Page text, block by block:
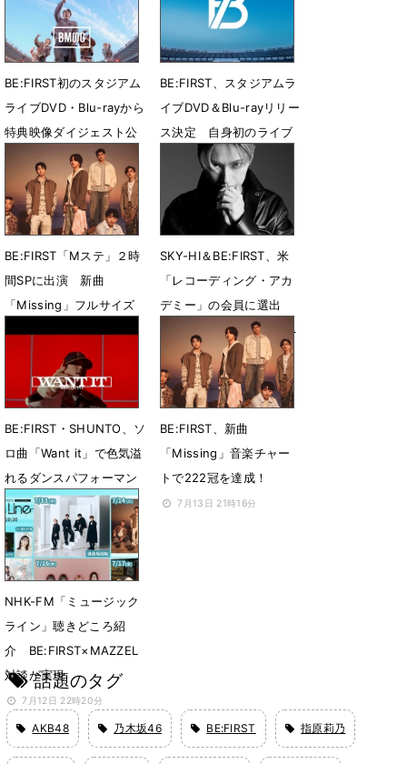
7月31日 23時27分 7月28日 08時00分
BE:FIRST初のスタジアム
ライブDVD・Blu-rayから
特典映像ダイジェスト公
7月26日 12時42分
BE:FIRST、スタジアムラ
イブDVD＆Blu-rayリリー
ス決定 自身初のライブ
音源CDも収録
7月21日 13時56分
BE:FIRST「Mステ」２時
間SPに出演 新曲
「Missing」フルサイズ
7月18日 11時08分
SKY-HI＆BE:FIRST、米
「レコーディング・アカ
デミー」の会員に選出
「第69回グラミー賞」へ
の投票および出席資格を
獲得
7月16日 10時04分
BE:FIRST・SHUNTO、ソ
ロ曲「Want it」で色気溢
れるダンスパフォーマン
スを披露
7月14日 21時08分
BE:FIRST、新曲
「Missing」音楽チャー
トで222冠を達成！
7月13日 21時16分
NHK-FM「ミュージック
ライン」聴きどころ紹
介 BE:FIRST×MAZZEL
対談が実現
7月12日 22時20分
話題のタグ
AKB48 乃木坂46 BE:FIRST 指原莉乃